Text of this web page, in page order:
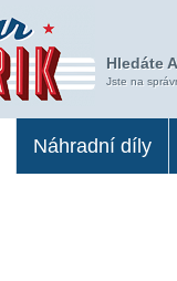
Hledáte
Jste na
Náhradní díly